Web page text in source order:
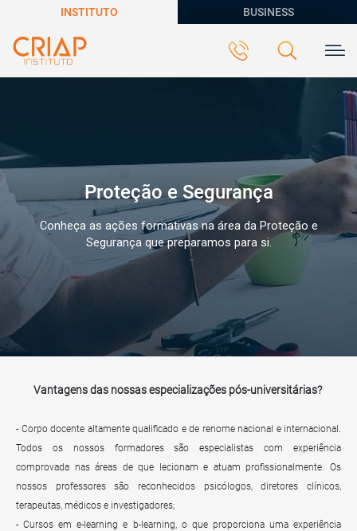
INSTITUTO BUSINESS
Proteção e Segurança
Conheça as ações formativas na área da Proteção e
Segurança que preparamos para si.
Vantagens das nossas especializações pós-universitárias?
- Corpo docente altamente qualificado e de renome nacional e internacional.
Todos os nossos formadores são especialistas com experiência
comprovada nas áreas de que lecionam e atuam profissionalmente. Os
nossos professores são reconhecidos psicólogos, diretores clínicos,
terapeutas, médicos e investigadores;
- Cursos em e-learning e b-learning, o que proporciona uma experiência